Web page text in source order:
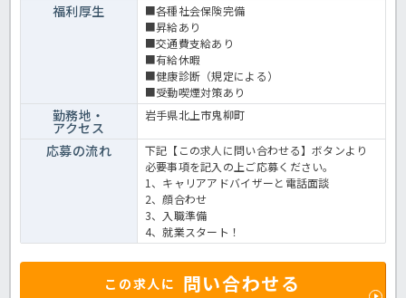
福利厚生
■各種社会保険完備
■昇給あり
■交通費支給あり
■有給休暇
■健康診断（規定による）
■受動喫煙対策あり
勤務地・
アクセス
岩手県北上市鬼柳町
応募の流れ
下記【この求人に問い合わせる】ボタンより
必要事項を記入の上ご応募ください。
1、キャリアアドバイザーと電話面談
2、顔合わせ
3、入職準備
4、就業スタート！
この求人に 問い合わせる